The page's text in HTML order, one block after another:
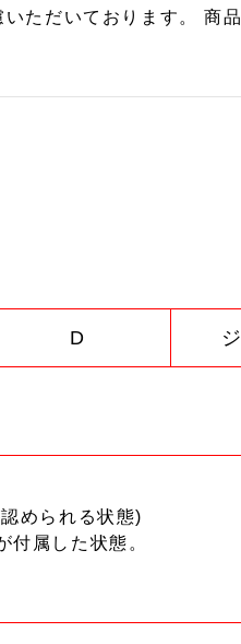
ただいております。 商
D
められる状態)
付属した状態。